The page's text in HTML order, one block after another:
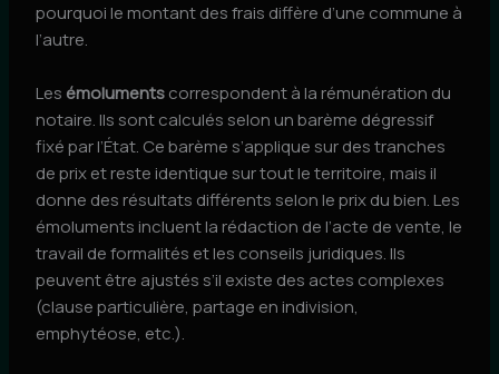
pourquoi le montant des frais diffère d’une commune à
l’autre.
Les émolumentscorrespondent à la rémunération du
notaire. Ils sont calculés selon un barème dégressif
fixé par l’État. Ce barème s’applique sur des tranches
de prix et reste identique sur tout le territoire, mais il
donne des résultats différents selon le prix du bien. Les
émoluments incluent la rédaction de l’acte de vente, le
travail de formalités et les conseils juridiques. Ils
peuvent être ajustés s’il existe des actes complexes
(clause particulière, partage en indivision,
emphytéose, etc.).